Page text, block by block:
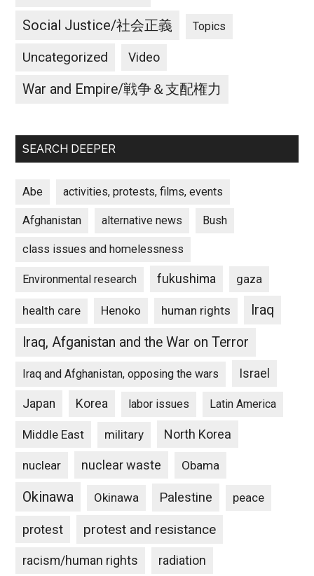
Social Justice/社会正義 Topics
Uncategorized Video
War and Empire/戦争＆支配権力
SEARCH DEEPER
Abe activities, protests, films, events
Afghanistan alternative news Bush
class issues and homelessness
Environmental research fukushima gaza
health care Henoko human rights
Iraq
Iraq, Afganistan and the War on Terror
Iraq and Afghanistan, opposing the wars Israel
Japan Korea labor issues Latin America
Middle East military North Korea
nuclear nuclear waste Obama
Okinawa Okinawa Palestine peace
protest protest and resistance
racism/human rights radiation